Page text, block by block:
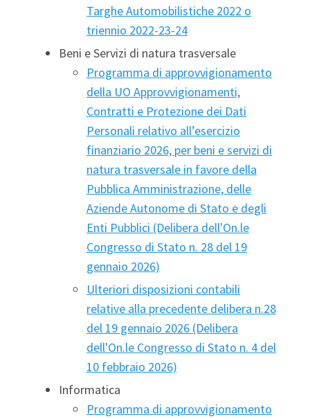
Targhe Automobilistiche 2022 o
triennio 2022-23-24
Beni e Servizi di natura trasversale
Programma di approvvigionamento
della UO Approvvigionamenti,
Contratti e Protezione dei Dati
Personali relativo all’esercizio
finanziario 2026, per beni e servizi di
natura trasversale in favore della
Pubblica Amministrazione, delle
Aziende Autonome di Stato e degli
Enti Pubblici (Delibera dell'On.le
Congresso di Stato n. 28 del 19
gennaio 2026)
Ulteriori disposizioni contabili
relative alla precedente delibera n.28
del 19 gennaio 2026 (Delibera
dell'On.le Congresso di Stato n. 4 del
10 febbraio 2026)
Informatica
Programma di approvvigionamento